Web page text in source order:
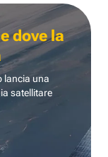
dove la
lancia una
satellitare